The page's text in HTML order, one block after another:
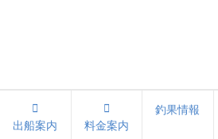
出船案内 料金案内
釣果情報